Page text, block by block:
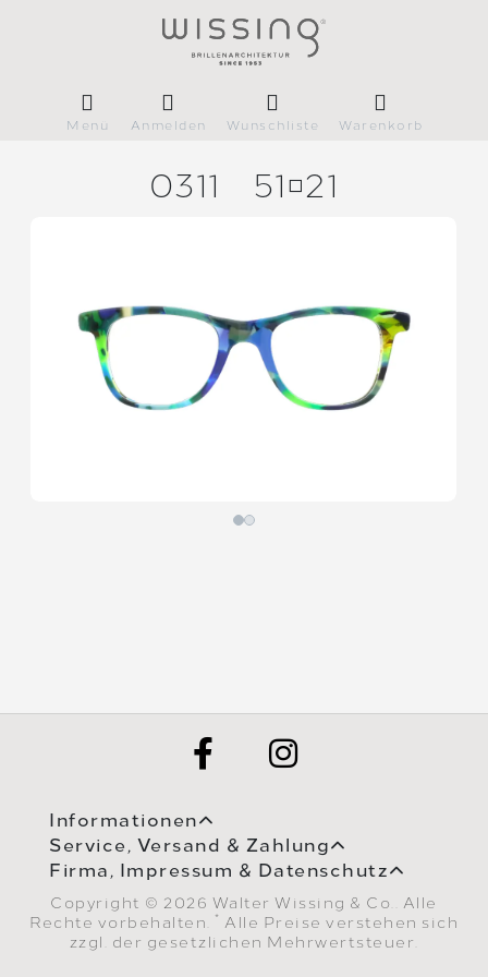
Menü Anmelden Wunschliste Warenkorb
0311 5121
Informationen
Service, Versand & Zahlung
Firma, Impressum & Datenschutz
Copyright © 2026 Walter Wissing & Co.. Alle
Rechte vorbehalten.
* Alle Preise verstehen sich
zzgl. der gesetzlichen Mehrwertsteuer.